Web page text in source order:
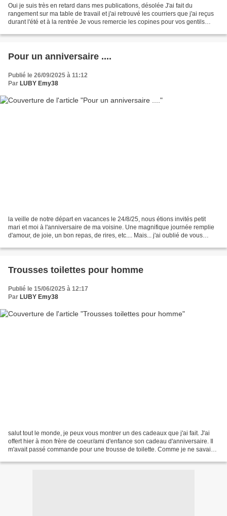
Oui je suis très en retard dans mes publications, désolée J'ai fait du
rangement sur ma table de travail et j'ai retrouvé les courriers que j'ai reçus
durant l'été et à la rentrée Je vous remercie les copines pour vos gentils
Pour un anniversaire ....
Publié le 26/09/2025 à 11:12
Par LUBY Emy38
la veille de notre départ en vacances le 24/8/25, nous étions invités petit
mari et moi à l'anniversaire de ma voisine. Une magnifique journée remplie
d'amour, de joie, un bon repas, de rires, etc.... Mais... j'ai oublié de vous
Trousses toilettes pour homme
Publié le 15/06/2025 à 12:17
Par LUBY Emy38
salut tout le monde, je peux vous montrer un des cadeaux que j'ai fait. J'ai
offert hier à mon frère de coeur/ami d'enfance son cadeau d'anniversaire. Il
m'avait passé commande pour une trousse de toilette. Comme je ne savais